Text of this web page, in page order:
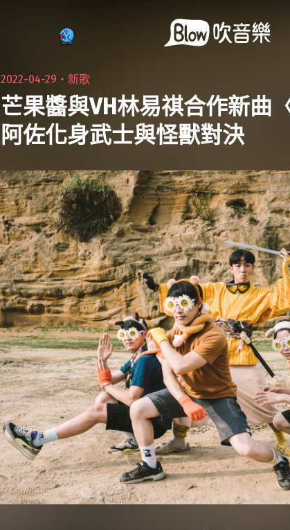
2022-04-29・新歌
芒果醬與VH林易祺合作新曲
阿佐化身武士與怪獸對決